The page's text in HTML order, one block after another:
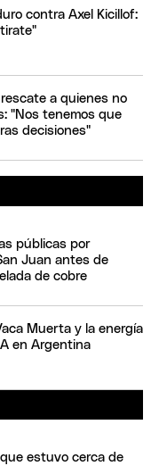
contra Axel Kicillof:
a quienes no
"Nos tenemos que
decisiones"
públicas por
Juan antes de
de cobre
Muerta y la energía
en Argentina
estuvo cerca de